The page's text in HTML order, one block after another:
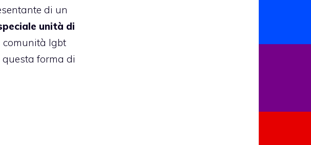
di un
unità di
comunità lgbt
forma di